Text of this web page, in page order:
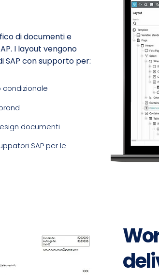
di documenti e
I layout vengono
con supporto per:
documenti
SAP per le